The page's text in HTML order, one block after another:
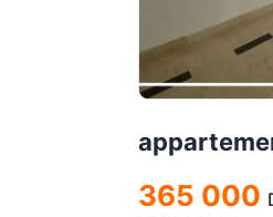
365 000